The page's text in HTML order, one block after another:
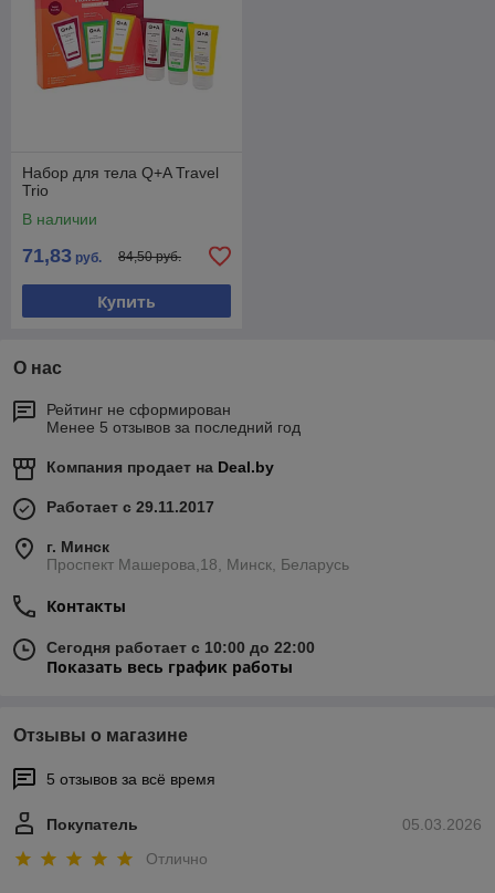
Набор для тела Q+A Travel
Trio
В наличии
71,83 руб. 84,50 руб.
Купить
О нас
Рейтинг не сформирован
Менее 5 отзывов за последний год
Компания продает на Deal.by
Работает с 29.11.2017
г. Минск
Проспект Машерова,18, Минск, Беларусь
Контакты
Сегодня работает с 10:00 до 22:00
Показать весь график работы
Отзывы о магазине
5 отзывов за всё время
05.03.2026
Покупатель
Отлично